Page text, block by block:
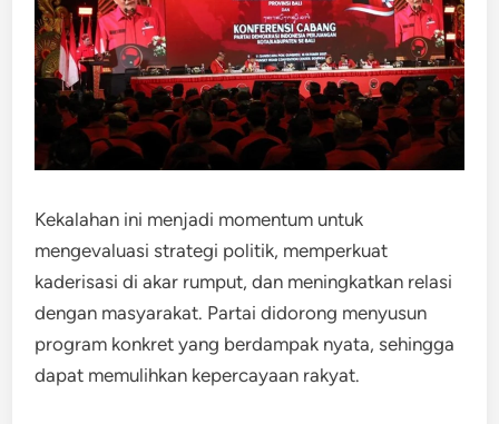
Kekalahan ini menjadi momentum untuk
mengevaluasi strategi politik, memperkuat
kaderisasi di akar rumput, dan meningkatkan relasi
dengan masyarakat. Partai didorong menyusun
program konkret yang berdampak nyata, sehingga
dapat memulihkan kepercayaan rakyat.